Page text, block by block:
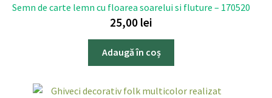
Semn de carte lemn cu floarea soarelui si fluture – 170520
25,00 lei
Adaugă în coș